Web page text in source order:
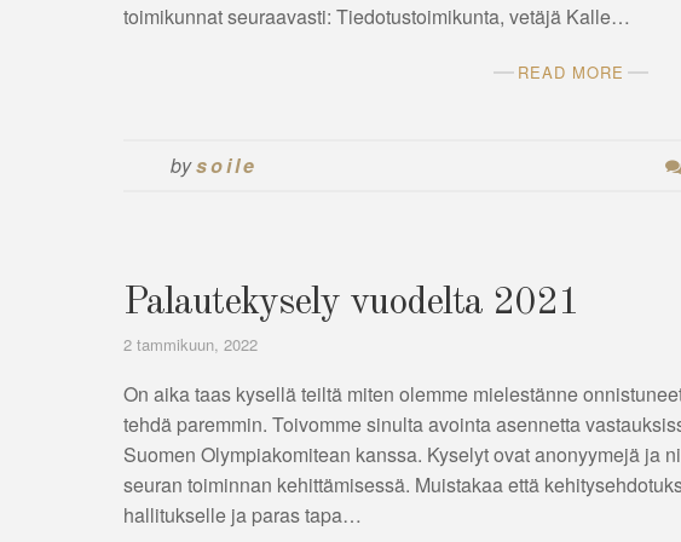
toimikunnat seuraavasti: Tiedotustoimikunta, vetäjä Kalle…
READ MORE
bysoile
Palautekysely vuodelta 2021
2 tammikuun, 2022
On aika taas kysellä teiltä miten olemme mielestänne
tehdä paremmin. Toivomme sinulta avointa asennetta
Suomen Olympiakomitean kanssa. Kyselyt ovat anonyymejä ja
seuran toiminnan kehittämisessä. Muistakaa että
hallitukselle ja paras tapa…